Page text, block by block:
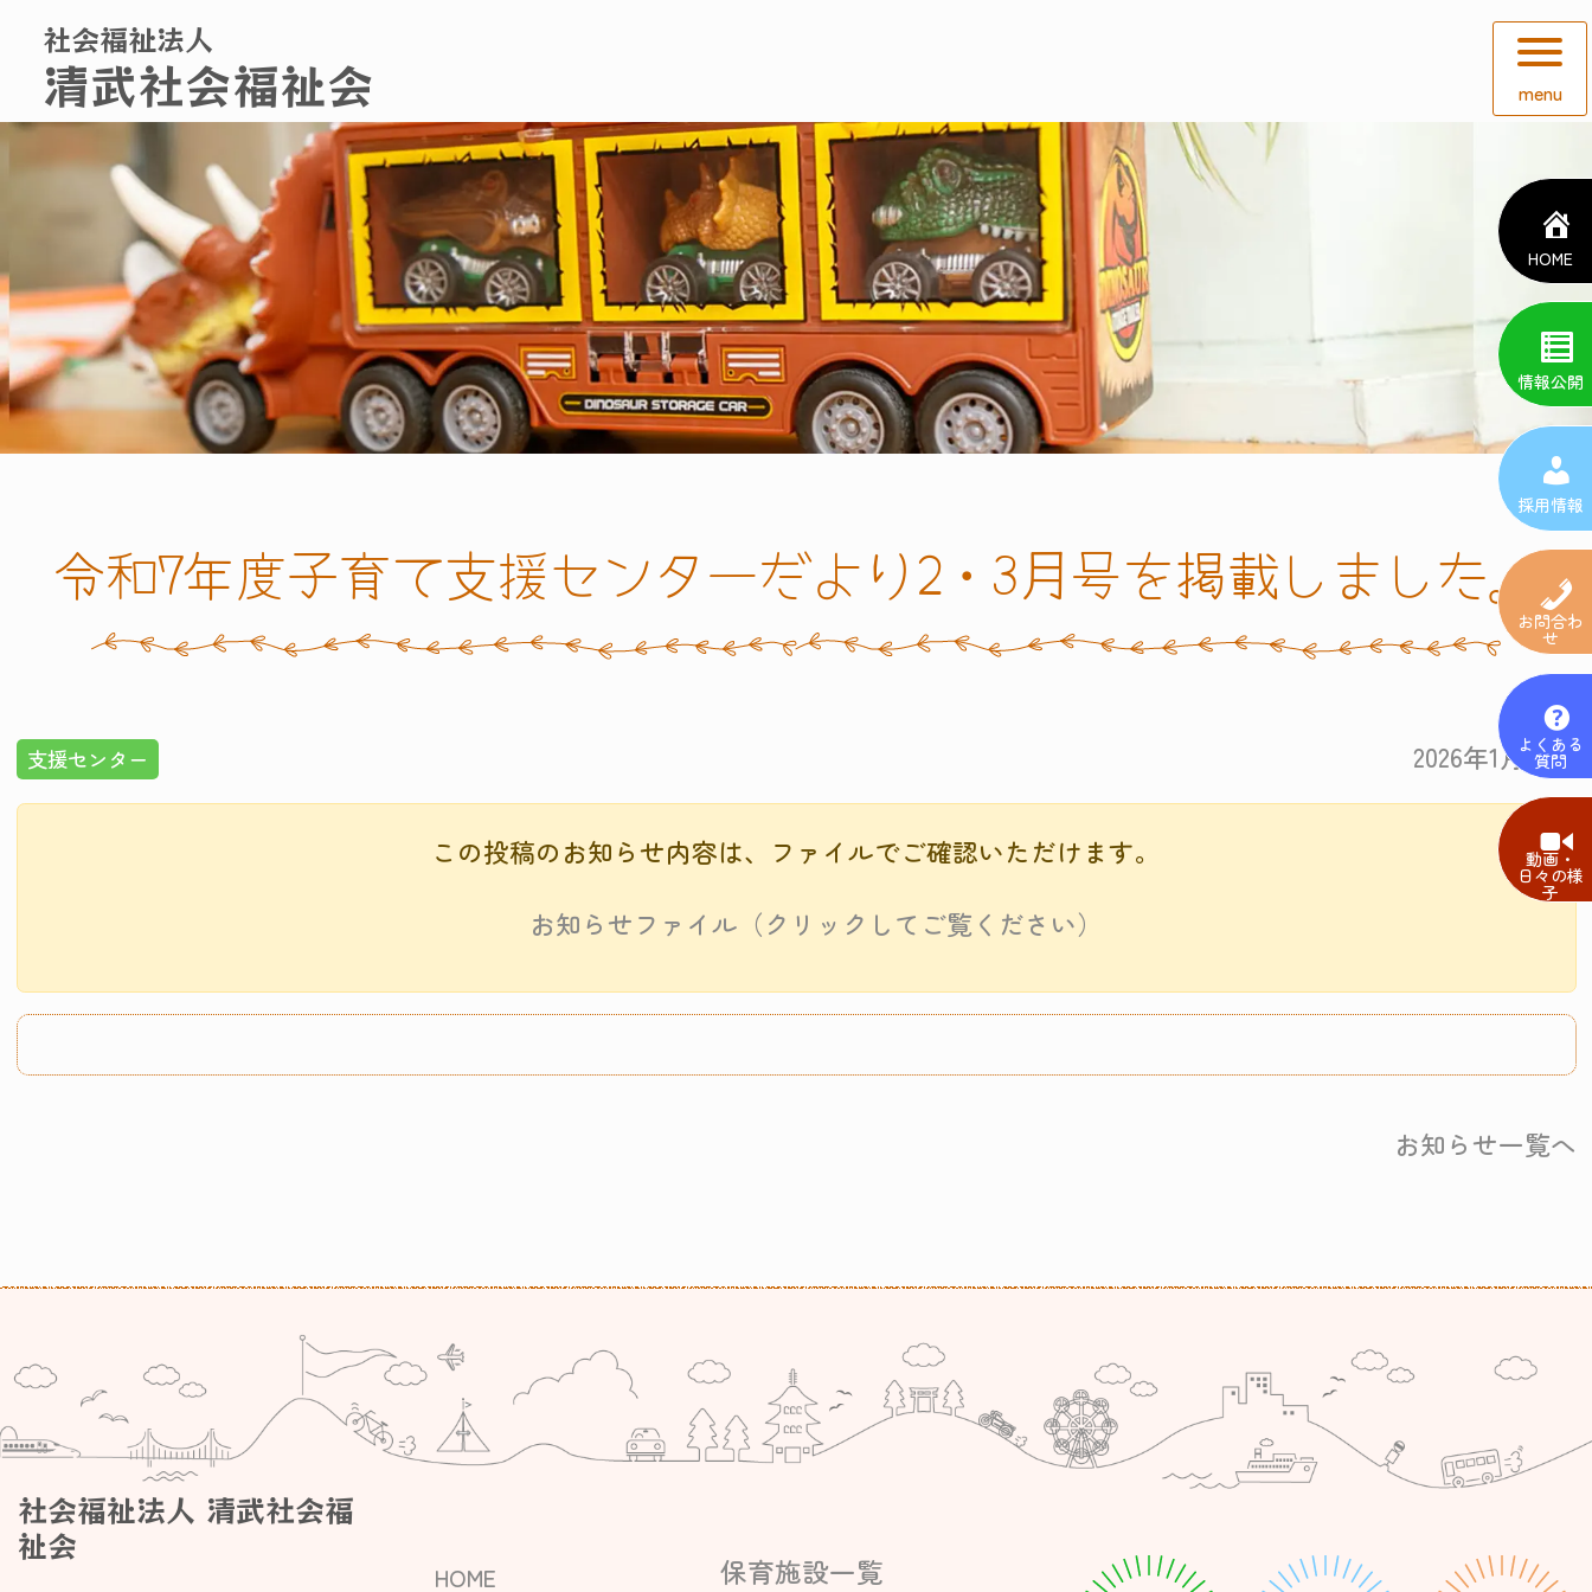
社会福祉法人
清武社会福祉会
令和7年度子育て支援センターだより2・3月号を掲載しました。
支援センター 2026年1月30日
この投稿のお知らせ内容は、ファイルでご確認いただけます。
お知らせファイル（クリックしてご覧ください）
お知らせ一覧へ
menu
HOME
情報公開
採用情報
お問合わ
せ
よくある
質問
動画・
日々の様
子
社会福祉法人 清武社会福
祉会
HOME 保育施設一覧